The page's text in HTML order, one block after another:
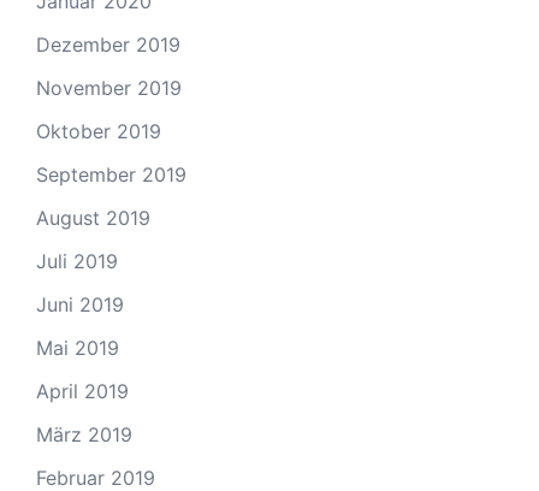
Dezember 2019
November 2019
Oktober 2019
September 2019
August 2019
Juli 2019
Juni 2019
Mai 2019
April 2019
März 2019
Februar 2019